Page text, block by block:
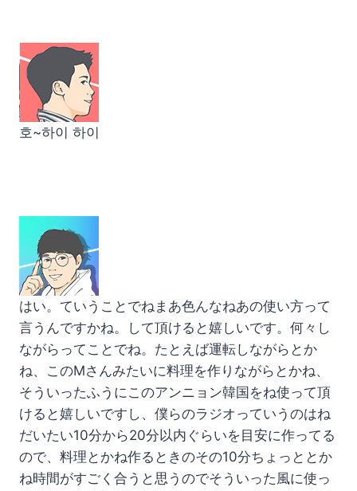
호~하이 하이
はい。ていうことでねまあ色んなねあの使い方って
言うんですかね。して頂けると嬉しいです。何々し
ながらってことでね。たとえば運転しながらとか
ね、このMさんみたいに料理を作りながらとかね、
そういったふうにこのアンニョン韓国をね使って頂
けると嬉しいですし、僕らのラジオっていうのはね
だいたい10分から20分以内ぐらいを目安に作ってる
ので、料理とかね作るときのその10分ちょっととか
ね時間がすごく合うと思うのでそういった風に使っ